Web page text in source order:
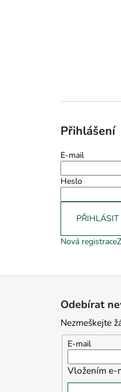
Přihlášení
E-mail
Heslo
PŘIHLÁSIT
Nová registrace
Odebírat
Nezmeškejte
E-mail
Vložením e-